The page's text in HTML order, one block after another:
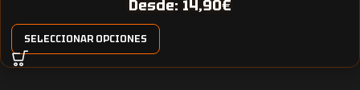
Desde: 14,90€
SELECCIONAR OPCIONES